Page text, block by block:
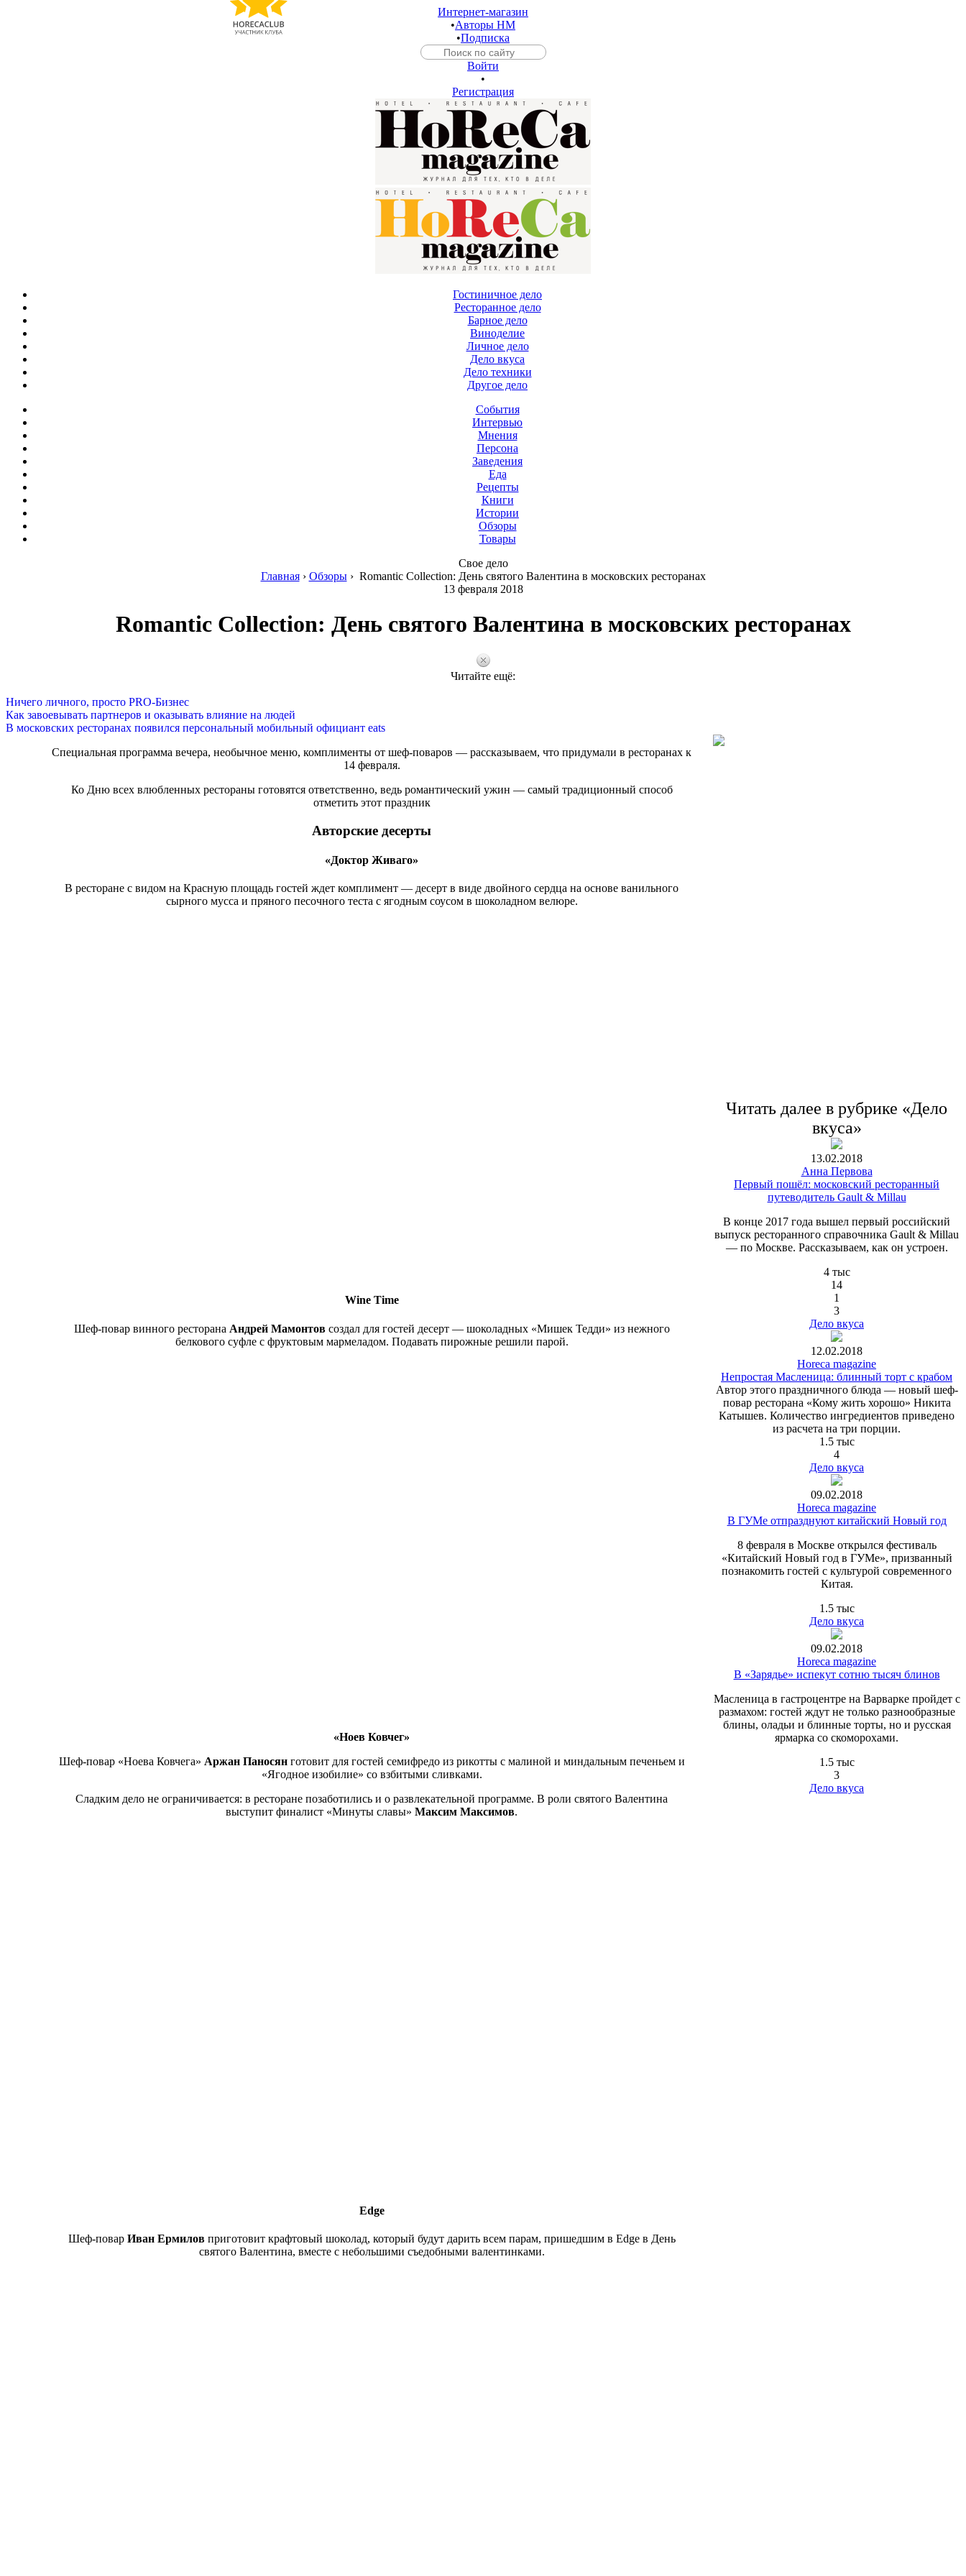
Интернет-магазин
•Авторы HM
•Подписка
Войти
•
Регистрация
Гостиничное дело
Ресторанное дело
Барное дело
Виноделие
Личное дело
Дело вкуса
Дело техники
Другое дело
События
Интервью
Мнения
Персона
Заведения
Еда
Рецепты
Книги
Истории
Обзоры
Товары
Свое дело
Главная› Обзоры› Romantic Collection: День святого Валентина в московских ресторанах
13 февраля 2018
Romantic Collection: День святого Валентина в московских ресторанах
Читайте ещё:
Ничего личного, просто PRO-Бизнес
Как завоевывать партнеров и оказывать влияние на людей
В московских ресторанах появился персональный мобильный официант eats
Специальная программа вечера, необычное меню, комплименты от шеф-поваров — рассказываем, что придумали в ресторанах к
14 февраля.
Ко Дню всех влюбленных рестораны готовятся ответственно, ведь романтический ужин — самый традиционный способ
отметить этот праздник
Авторские десерты
«Доктор Живаго»
В ресторане с видом на Красную площадь гостей ждет комплимент — десерт в виде двойного сердца на основе ванильного
сырного мусса и пряного песочного теста с ягодным соусом в шоколадном велюре.
Wine Time
Шеф-повар винного ресторана Андрей Мамонтовсоздал для гостей десерт — шоколадных «Мишек Тедди» из нежного
белкового суфле с фруктовым мармеладом. Подавать пирожные решили парой.
«Ноев Ковчег»
Шеф-повар «Ноева Ковчега» Аржан Паносянготовит для гостей семифредо из рикотты с малиной и миндальным печеньем и
«Ягодное изобилие» со взбитыми сливками.
Сладким дело не ограничивается: в ресторане позаботились и о развлекательной программе. В роли святого Валентина
выступит финалист «Минуты славы» Максим Максимов.
Edge
Шеф-повар Иван Ермиловприготовит крафтовый шоколад, который будут дарить всем парам, пришедшим в Edge в День
святого Валентина, вместе с небольшими съедобными валентинками.
Читать далее в рубрике «Дело
вкуса»
13.02.2018
Анна Первова
Первый пошёл: московский ресторанный
путеводитель Gault & Millau
В конце 2017 года вышел первый российский
выпуск ресторанного справочника Gault & Millau
— по Москве. Рассказываем, как он устроен.
4 тыс
14
1
3
Дело вкуса
12.02.2018
Horeca magazine
Непростая Масленица: блинный торт с крабом
Автор этого праздничного блюда — новый шеф-
повар ресторана «Кому жить хорошо» Никита
Катышев. Количество ингредиентов приведено
из расчета на три порции.
1.5 тыс
4
Дело вкуса
09.02.2018
Horeca magazine
В ГУМе отпразднуют китайский Новый год
8 февраля в Москве открылся фестиваль
«Китайский Новый год в ГУМе», призванный
познакомить гостей с культурой современного
Китая.
1.5 тыс
Дело вкуса
09.02.2018
Horeca magazine
В «Зарядье» испекут сотню тысяч блинов
Масленица в гастроцентре на Варварке пройдет с
размахом: гостей ждут не только разнообразные
блины, оладьи и блинные торты, но и русская
ярмарка со скоморохами.
1.5 тыс
3
Дело вкуса